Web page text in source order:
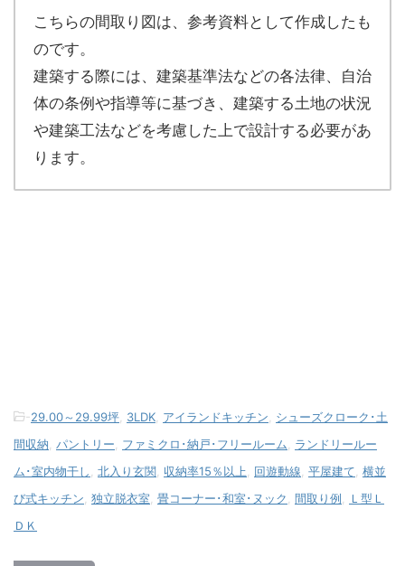
こちらの間取り図は、参考資料として作成したも
のです。
建築する際には、建築基準法などの各法律、自治
体の条例や指導等に基づき、建築する土地の状況
や建築工法などを考慮した上で設計する必要があ
ります。
-29.00～29.99坪 3LDK アイランドキッチン
シューズクローク･土
間収納 パントリー ファミクロ･納戸･フリールーム
ランドリールー
ム･室内物干し
北入り玄関 収納率15％以上 回遊動線 平屋建て 横並
び式キッチン 独立脱衣室 畳コーナー･和室･ヌック 間取り例
Ｌ型Ｌ
ＤＫ